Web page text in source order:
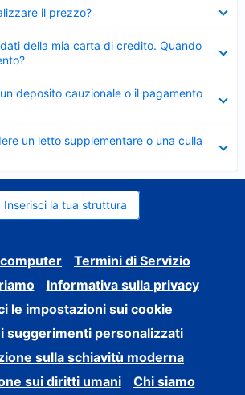
il prezzo?
della mia carta di credito. Quando
deposito cauzionale o il pagamento
un letto supplementare o una culla
Inserisci la tua struttura
Termini di Servizio
Informativa sulla privacy
le impostazioni sui cookie
suggerimenti personalizzati
sulla schiavitù moderna
sui diritti umani
Chi siamo